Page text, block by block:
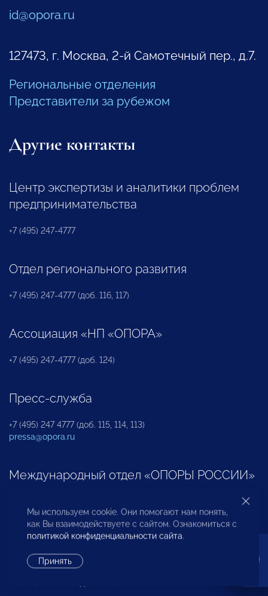
id@opora.ru
127473, г. Москва, 2-й Самотечный пер., д.7.
Региональные отделения
Представители за рубежом
Другие контакты
Центр экспертизы и аналитики проблем
предпринимательства
+7 (495) 247-4777
Отдел регионального развития
+7 (495) 247-4777 (доб. 116, 117)
Ассоциация «НП «ОПОРА»
+7 (495) 247-4777 (доб. 124)
Пресс-служба
+7 (495) 247 4777 (доб. 115, 114, 113)
pressa@opora.ru
Международный отдел «ОПОРЫ РОССИИ»
Бюро по защите прав предпринимателей и
инвесторов
Мы используем cookie. Они помогают нам понять,
как Вы взаимодействуете с сайтом. Ознакомиться с
политикой конфиденциальности сайта.
Принять